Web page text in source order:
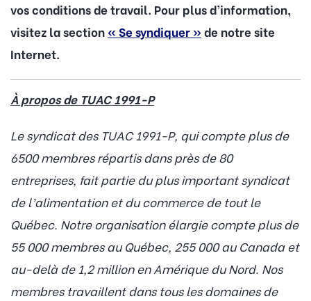
vos conditions de travail. Pour plus d’information,
visitez la section« Se syndiquer » de notre site
Internet.
À propos de TUAC 1991-P
Le syndicat des TUAC 1991-P, qui compte plus de
6500 membres répartis dans près de 80
entreprises, fait partie du plus important syndicat
de l’alimentation et du commerce de tout le
Québec. Notre organisation élargie compte plus de
55 000 membres au Québec, 255 000 au Canada et
au-delà de 1,2 million en Amérique du Nord. Nos
membres travaillent dans tous les domaines de